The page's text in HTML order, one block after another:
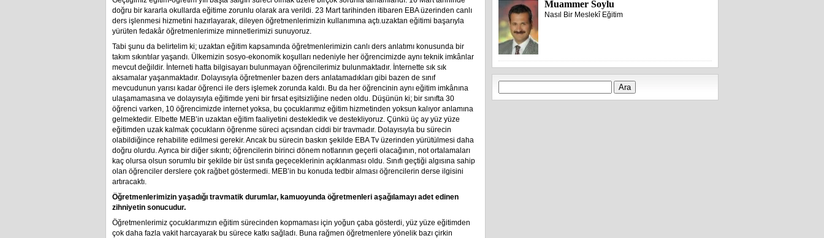
doğru bir kararla okullarda eğitime zorunlu olarak ara verildi. 23 Mart tarihinden itibaren EBA üzerinden canlı
ders işlenmesi hizmetini hazırlayarak, dileyen öğretmenlerimizin kullanımına açtı.uzaktan eğitimi başarıyla
yürüten fedakâr öğretmenlerimize minnetlerimizi sunuyoruz.
Tabi şunu da belirtelim ki; uzaktan eğitim kapsamında öğretmenlerimizin canlı ders anlatımı konusunda bir
takım sıkıntılar yaşandı. Ülkemizin sosyo-ekonomik koşulları nedeniyle her öğrencimizde aynı teknik imkânlar
mevcut değildir. İnterneti hatta bilgisayarı bulunmayan öğrencilerimiz bulunmaktadır. İnternette sık sık
aksamalar yaşanmaktadır. Dolayısıyla öğretmenler bazen ders anlatamadıkları gibi bazen de sınıf
mevcudunun yarısı kadar öğrenci ile ders işlemek zorunda kaldı. Bu da her öğrencinin aynı eğitim imkânına
ulaşamamasına ve dolayısıyla eğitimde yeni bir fırsat eşitsizliğine neden oldu. Düşünün ki; bir sınıfta 30
öğrenci varken, 10 öğrencimizde internet yoksa, bu çocuklarımız eğitim hizmetinden yoksun kalıyor anlamına
gelmektedir. Elbette MEB’in uzaktan eğitim faaliyetini destekledik ve destekliyoruz. Çünkü üç ay yüz yüze
eğitimden uzak kalmak çocukların öğrenme süreci açısından ciddi bir travmadır. Dolayısıyla bu sürecin
olabildiğince rehabilite edilmesi gerekir. Ancak bu sürecin baskın şekilde EBA Tv üzerinden yürütülmesi daha
doğru olurdu. Ayrıca bir diğer sıkıntı; öğrencilerin birinci dönem notlarının geçerli olacağının, not ortalamaları
kaç olursa olsun sorumlu bir şekilde bir üst sınıfa geçeceklerinin açıklanması oldu. Sınıfı geçtiği algısına sahip
olan öğrenciler derslere çok rağbet göstermedi. MEB’in bu konuda tedbir alması öğrencilerin derse ilgisini
artıracaktı.
Öğretmenlerimizin yaşadığı travmatik durumlar, kamuoyunda öğretmenleri aşağılamayı adet edinen
zihniyetin sonucudur.
Öğretmenlerimiz çocuklarımızın eğitim sürecinden kopmaması için yoğun çaba gösterdi, yüz yüze eğitimden
çok daha fazla vakit harcayarak bu sürece katkı sağladı. Buna rağmen öğretmenlere yönelik bazı çirkin
Muammer Soylu
Nasıl Bir Meslekî Eğitim
Arama: